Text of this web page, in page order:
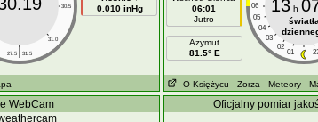
30.5
31.0
|
27.5 31.5
0.010 inHg
06:01
Jutro
Azymut
81.5° E
06
05
04
03
02
01
13h
światła
O Księżycu - Zorza - Meteory -
WebCam Oficjalny pomiar